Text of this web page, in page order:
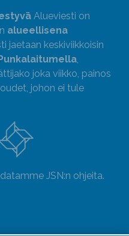
Alueviesti on
alueellisena
jaetaan keskiviikkoisin
,
joka viikko, painos
johon ei tule
JSN:n ohjeita.